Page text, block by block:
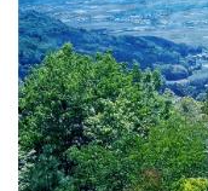
网站营运公司
招募旅游作家